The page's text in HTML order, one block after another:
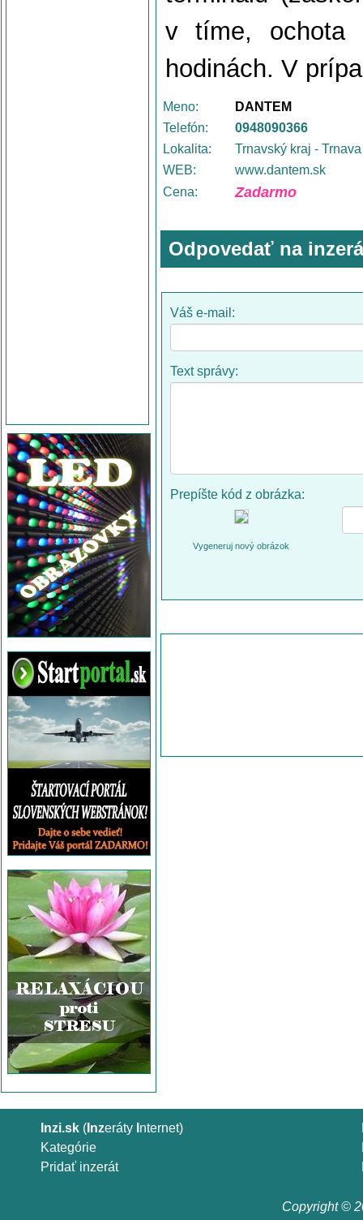
v tíme, ochota
hodinách. V
Meno:
DANTEM
Telefón:
0948090366
Lokalita:
Trnavský kraj - Trnava
WEB:
www.dantem.sk
Cena:
Zadarmo
Odpovedať na
Váš e-mail:
Text správy:
Prepíšte kód z obrázka:
Vygeneruj nový obrázok
Inzi.sk ( Inzeráty nternet)
Kategórie
Pridať inzerát
Copyright ©